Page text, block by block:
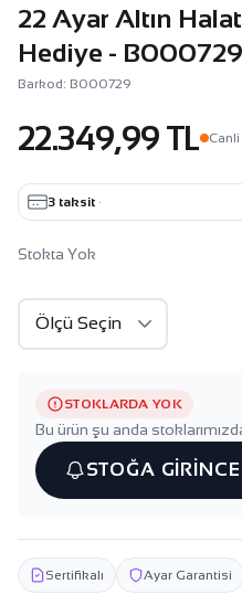
22 Ayar Altın
Hediye - B000729
Barkod: B000729
22.349,99 TL
3 taksit ·
Stokta Yok
STOKLARDA YOK
Bu ürün şu anda
STOĞA
Sertifikalı Ayar Garantisi